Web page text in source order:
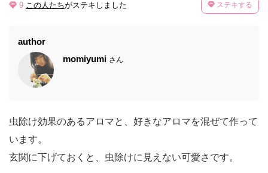
9 この人たちがステキしました ステキする
author
momiyumi さん
虫除け効果のあるアロマと、好きなアロマを混ぜて作って
います。
玄関に下げておくと、虫除けに見えない可愛さです。